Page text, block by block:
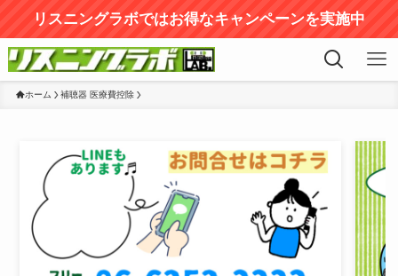
リスニングラボではお得なキャンペーンを実施中
ホーム 補聴器 医療費控除